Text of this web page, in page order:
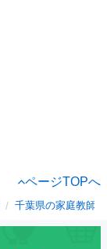
ページTOPへ
千葉県の家庭教師